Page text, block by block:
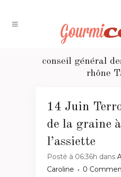
conseil général
rhône
14 Juin
de la graine à
l’assiette
Posté à 06:36h dans
Caroline
0